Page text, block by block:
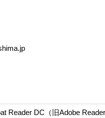
Reader DC（旧Adobe